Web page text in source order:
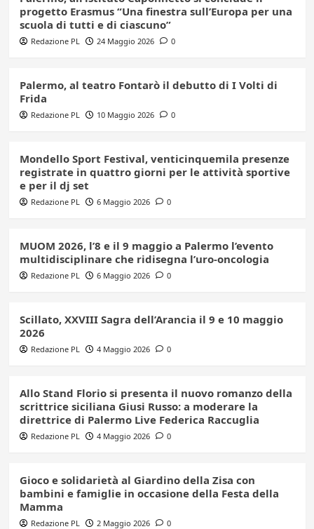
progetto Erasmus “Una finestra sull’Europa per una
scuola di tutti e di ciascuno”
Redazione PL 24 Maggio 2026 0
Palermo, al teatro Fontarò il debutto di I Volti di
Frida
Redazione PL 10 Maggio 2026 0
Mondello Sport Festival, venticinquemila presenze
registrate in quattro giorni per le attività sportive
e per il dj set
Redazione PL 6 Maggio 2026 0
MUOM 2026, l’8 e il 9 maggio a Palermo l’evento
multidisciplinare che ridisegna l’uro-oncologia
Redazione PL 6 Maggio 2026 0
Scillato, XXVIII Sagra dell’Arancia il 9 e 10 maggio
2026
Redazione PL 4 Maggio 2026 0
Allo Stand Florio si presenta il nuovo romanzo della
scrittrice siciliana Giusi Russo: a moderare la
direttrice di Palermo Live Federica Raccuglia
Redazione PL 4 Maggio 2026 0
Gioco e solidarietà al Giardino della Zisa con
bambini e famiglie in occasione della Festa della
Mamma
Redazione PL 2 Maggio 2026 0